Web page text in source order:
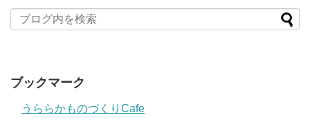
ブックマーク
うららかものづくりCafe